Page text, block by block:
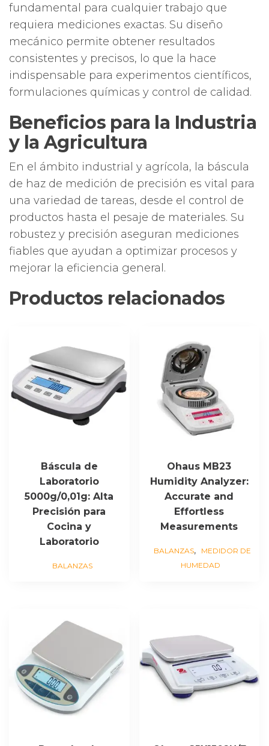
fundamental para cualquier trabajo que
requiera mediciones exactas. Su diseño
mecánico permite obtener resultados
consistentes y precisos, lo que la hace
indispensable para experimentos científicos,
formulaciones químicas y control de calidad.
Beneficios para la Industria
y la Agricultura
En el ámbito industrial y agrícola, la báscula
de haz de medición de precisión es vital para
una variedad de tareas, desde el control de
productos hasta el pesaje de materiales. Su
robustez y precisión aseguran mediciones
fiables que ayudan a optimizar procesos y
mejorar la eficiencia general.
Productos relacionados
Báscula de
Laboratorio
5000g/0,01g: Alta
Precisión para
Cocina y
Laboratorio
BALANZAS
Ohaus MB23
Humidity Analyzer:
Accurate and
Effortless
Measurements
BALANZAS,
MEDIDOR DE
HUMEDAD